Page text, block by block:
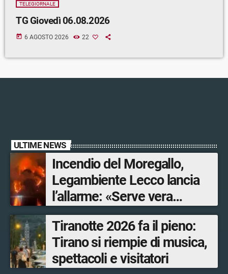
TELEGIORNALE
TG Giovedì 06.08.2026
today 6 AGOSTO 2026 22
ULTIME NEWS
Incendio del Moregallo,
Legambiente Lecco lancia
l’allarme: «Serve vera
prevenzione»
Tiranotte 2026 fa il pieno:
Tirano si riempie di musica,
spettacoli e visitatori